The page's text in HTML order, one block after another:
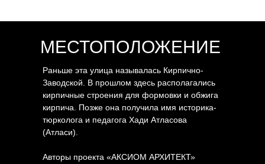
МЕСТОПОЛОЖЕНИЕ
Раньше эта улица называлась Кирпично-
Заводской. В прошлом здесь располагались
кирпичные строения для формовки и обжига
кирпича. Позже она получила имя историка-
тюрколога и педагога Хади Атласова
(Атласи).
Авторы проекта «АКСИОМ АРХИТЕКТ»
Новости
Контакты
+7 (843) 558-58-20